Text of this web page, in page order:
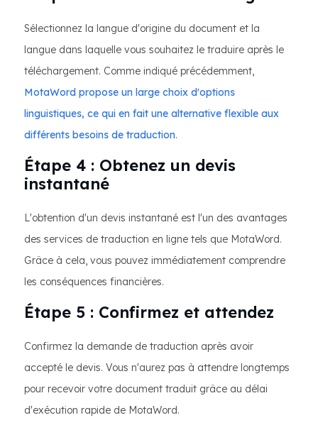
Sélectionnez la langue d'origine du document et la
langue dans laquelle vous souhaitez le traduire après le
téléchargement. Comme indiqué précédemment,
MotaWord propose un large choix d'options
linguistiques, ce qui en fait une alternative flexible aux
différents besoins de traduction.
Étape 4 : Obtenez un devis
instantané
L'obtention d'un devis instantané est l'un des avantages
des services de traduction en ligne tels que MotaWord.
Grâce à cela, vous pouvez immédiatement comprendre
les conséquences financières.
Étape 5 : Confirmez et attendez
Confirmez la demande de traduction après avoir
accepté le devis. Vous n'aurez pas à attendre longtemps
pour recevoir votre document traduit grâce au délai
d'exécution rapide de MotaWord.